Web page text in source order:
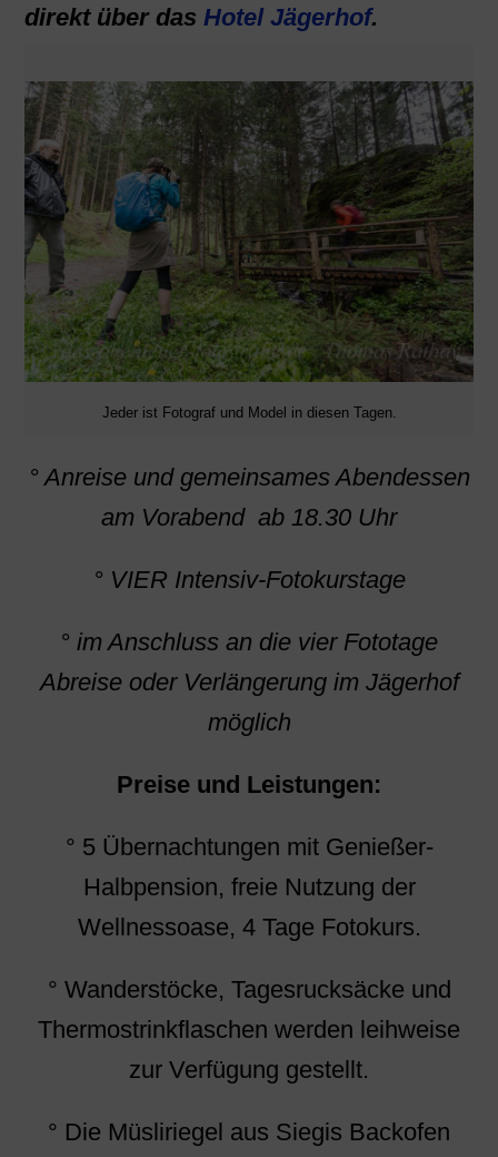
direkt über das Hotel Jägerhof.
Jeder ist Fotograf und Model in diesen Tagen.
° Anreise und gemeinsames Abendessen
am Vorabend ab 18.30 Uhr
° VIER Intensiv-Fotokurstage
° im Anschluss an die vier Fototage
Abreise oder Verlängerung im Jägerhof
möglich
Preise und Leistungen:
° 5 Übernachtungen mit Genießer-
Halbpension, freie Nutzung der
Wellnessoase, 4 Tage Fotokurs.
° Wanderstöcke, Tagesrucksäcke und
Thermostrinkflaschen werden leihweise
zur Verfügung gestellt.
° Die Müsliriegel aus Siegis Backofen